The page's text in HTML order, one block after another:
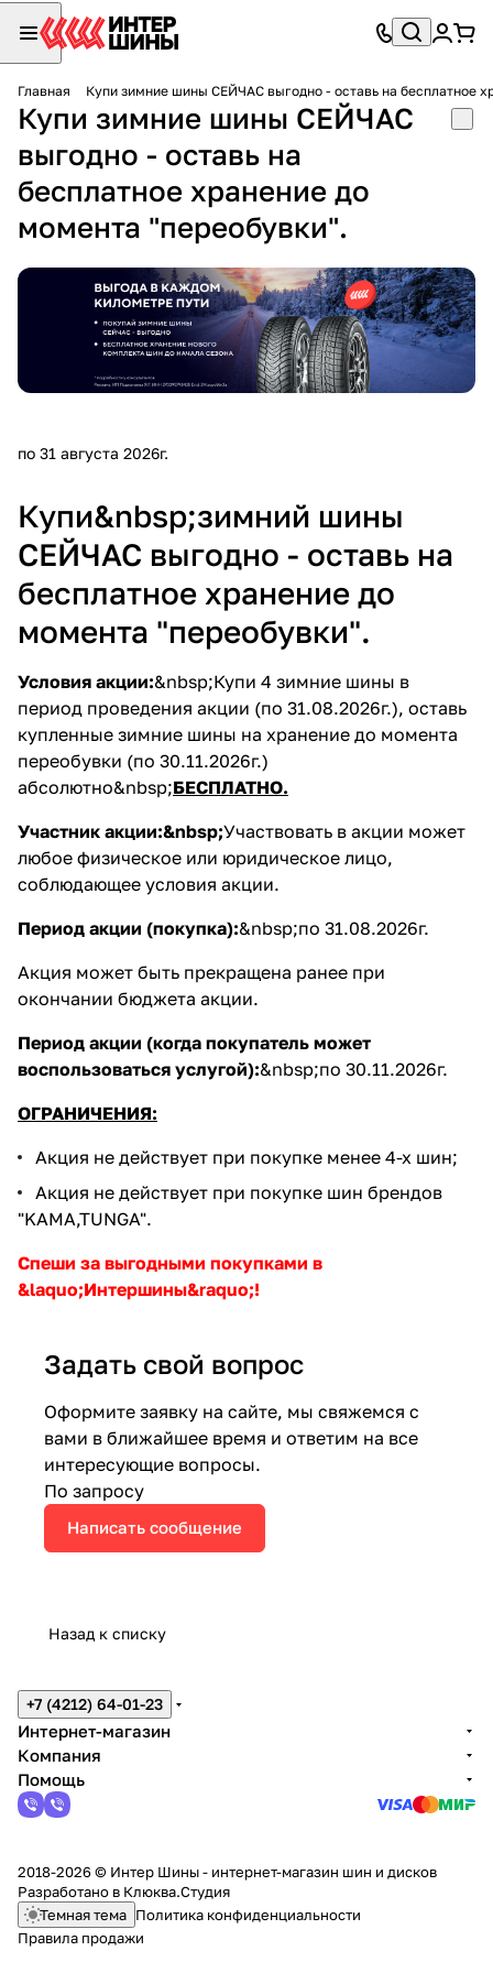
Главная Купи зимние шины СЕЙЧАС выгодно - оставь на бесплатное
Купи зимние шины СЕЙЧАС
выгодно - оставь на
бесплатное хранение до
момента "переобувки".
по 31 августа 2026г.
Купи&nbsp;зимний шины
СЕЙЧАС выгодно - оставь на
бесплатное хранение до
момента "переобувки".
Условия акции:&nbsp;Купи 4 зимние шины в
период проведения акции (по 31.08.2026г.), оставь
купленные зимние шины на хранение до момента
переобувки (по 30.11.2026г.)
абсолютно&nbsp;БЕСПЛАТНО.
Участник акции:&nbsp;Участвовать в акции может
любое физическое или юридическое лицо,
соблюдающее условия акции.
Период акции (покупка):&nbsp;по 31.08.2026г.
Акция может быть прекращена ранее при
окончании бюджета акции.
Период акции (когда покупатель может
воспользоваться услугой):&nbsp;по 30.11.2026г.
ОГРАНИЧЕНИЯ:
Акция не действует при покупке менее 4-х шин;
Акция не действует при покупке шин брендов
"KAMA,TUNGA".
Спеши за выгодными покупками в
&laquo;Интершины&raquo;!
Задать свой вопрос
Оформите заявку на сайте, мы свяжемся с
вами в ближайшее время и ответим на все
интересующие вопросы.
По запросу
Написать сообщение
Назад к списку
+7 (4212) 64-01-23
Интернет-магазин
Компания
Помощь
2018-2026 © Интер Шины - интернет-магазин шин и дисков
Разработано в Клюква.Студия
Темная тема Политика конфиденциальности
Правила продажи